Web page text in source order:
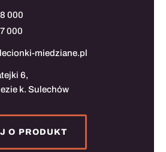
000
000
miedziane.pl
6,
k. Sulechów
O PRODUKT